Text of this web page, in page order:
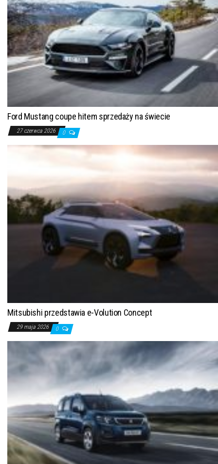
Ford Mustang coupe hitem sprzedaży na świecie
27 czerwca 2026 0
Mitsubishi przedstawia e-Volution Concept
29 maja 2026 0